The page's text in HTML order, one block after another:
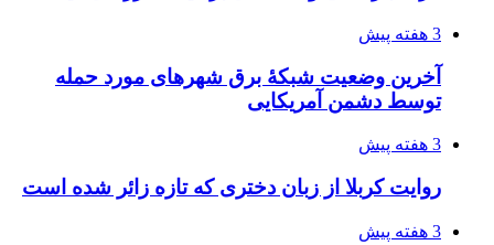
4 هفته پیش
افزایش ۳ تا ۴ درجه‌ای دما در ایلام تا اواخر هفته
رکوردزنی عمل پیوند عضو در قلب پایتخت